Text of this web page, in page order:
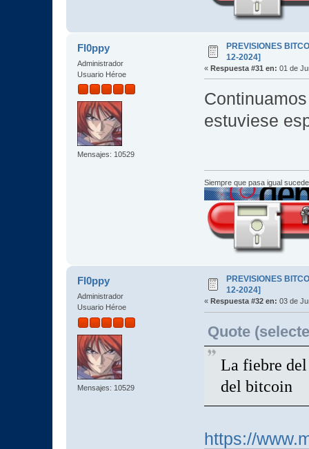
Fl0ppy
Administrador
Usuario Héroe
Mensajes: 10529
PREVISIONES
12-2024]
« Respuesta #31 en: 01 de
estuviese
Siempre que pasa igual
Fl0ppy
Administrador
Usuario Héroe
Mensajes: 10529
PREVISIONES
12-2024]
« Respuesta #32 en: 03 de
Quote
La fiebre
del bitcoin
https://